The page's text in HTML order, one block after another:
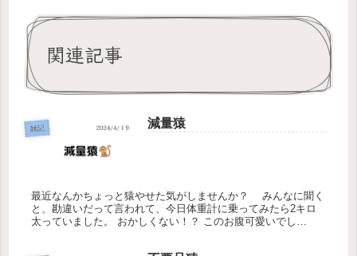
関連記事
雑記 減量猿
最近なんかちょっと猿やせた気がしませんか？ みんなに聞く
と、勘違いだって言われて、今日体重計に乗ってみたら2キロ
太っていました。 おかしくない！？ このお腹可愛いでし